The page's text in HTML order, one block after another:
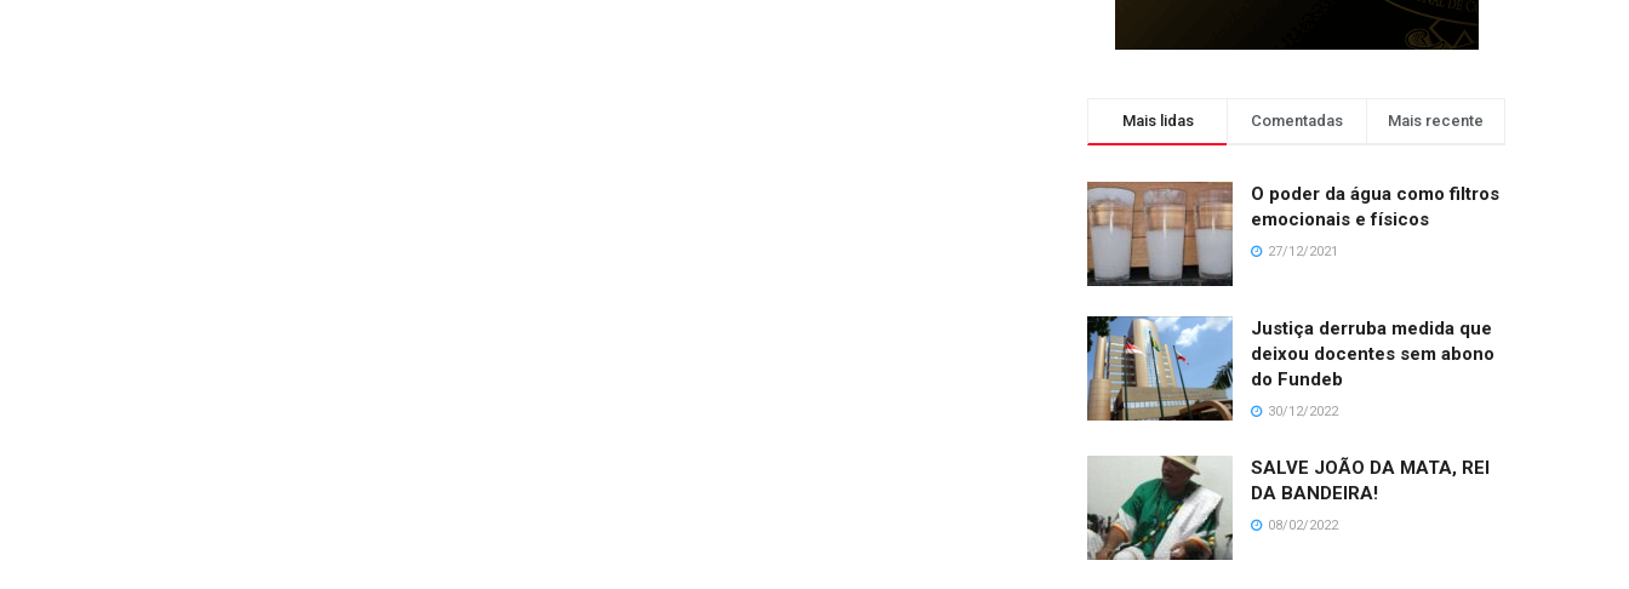
Mais lidas Comentadas Mais recente
O poder da água como filtros
emocionais e físicos
27/12/2021
Justiça derruba medida que
deixou docentes sem abono
do Fundeb
30/12/2022
SALVE JOÃO DA MATA, REI
DA BANDEIRA!
08/02/2022